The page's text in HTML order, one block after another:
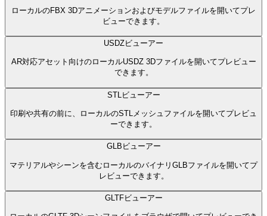
ローカルのFBX 3Dアニメーションおよびモデルファイルを開いてプレ
ビューできます。
USDZビューアー
AR対応アセット向けのローカルUSDZ 3Dファイルを開いてプレビュー
できます。
STLビューアー
印刷や共有の前に、ローカルのSTLメッシュファイルを開いてプレビュ
ーできます。
GLBビューアー
マテリアルやシーンを含むローカルのバイナリGLBファイルを開いてプ
レビューできます。
GLTFビューアー